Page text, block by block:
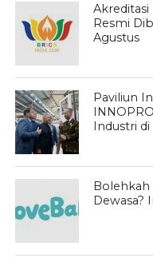
Akreditasi
Resmi
Agustus
Paviliun
Industri di
Bolehkah
Dewasa?